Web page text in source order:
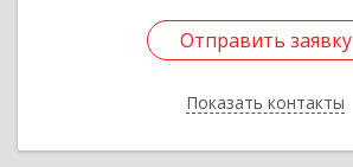
Отправить заявку
Показать контакты
Отправить заявку
Назад